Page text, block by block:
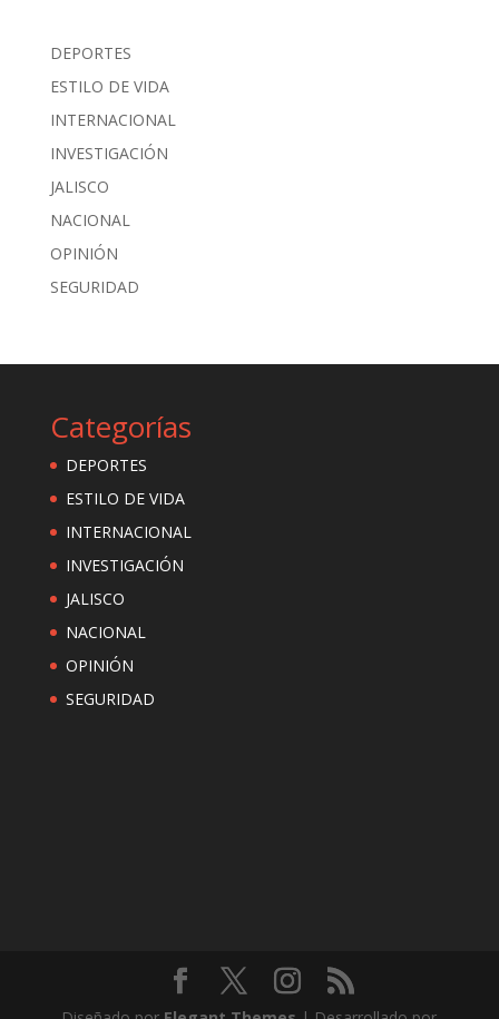
DEPORTES
ESTILO DE VIDA
INTERNACIONAL
INVESTIGACIÓN
JALISCO
NACIONAL
OPINIÓN
SEGURIDAD
Categorías
DEPORTES
ESTILO DE VIDA
INTERNACIONAL
INVESTIGACIÓN
JALISCO
NACIONAL
OPINIÓN
SEGURIDAD